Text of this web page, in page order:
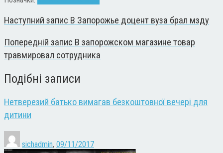
Наступний запис В Запорожье доцент вуза брал мзду
Попередній запис В запорожском магазине товар
травмировал сотрудника
Подібні записи
Нетверезий батько вимагав безкоштовної вечері для
дитини
sichadmin, 09/11/2017